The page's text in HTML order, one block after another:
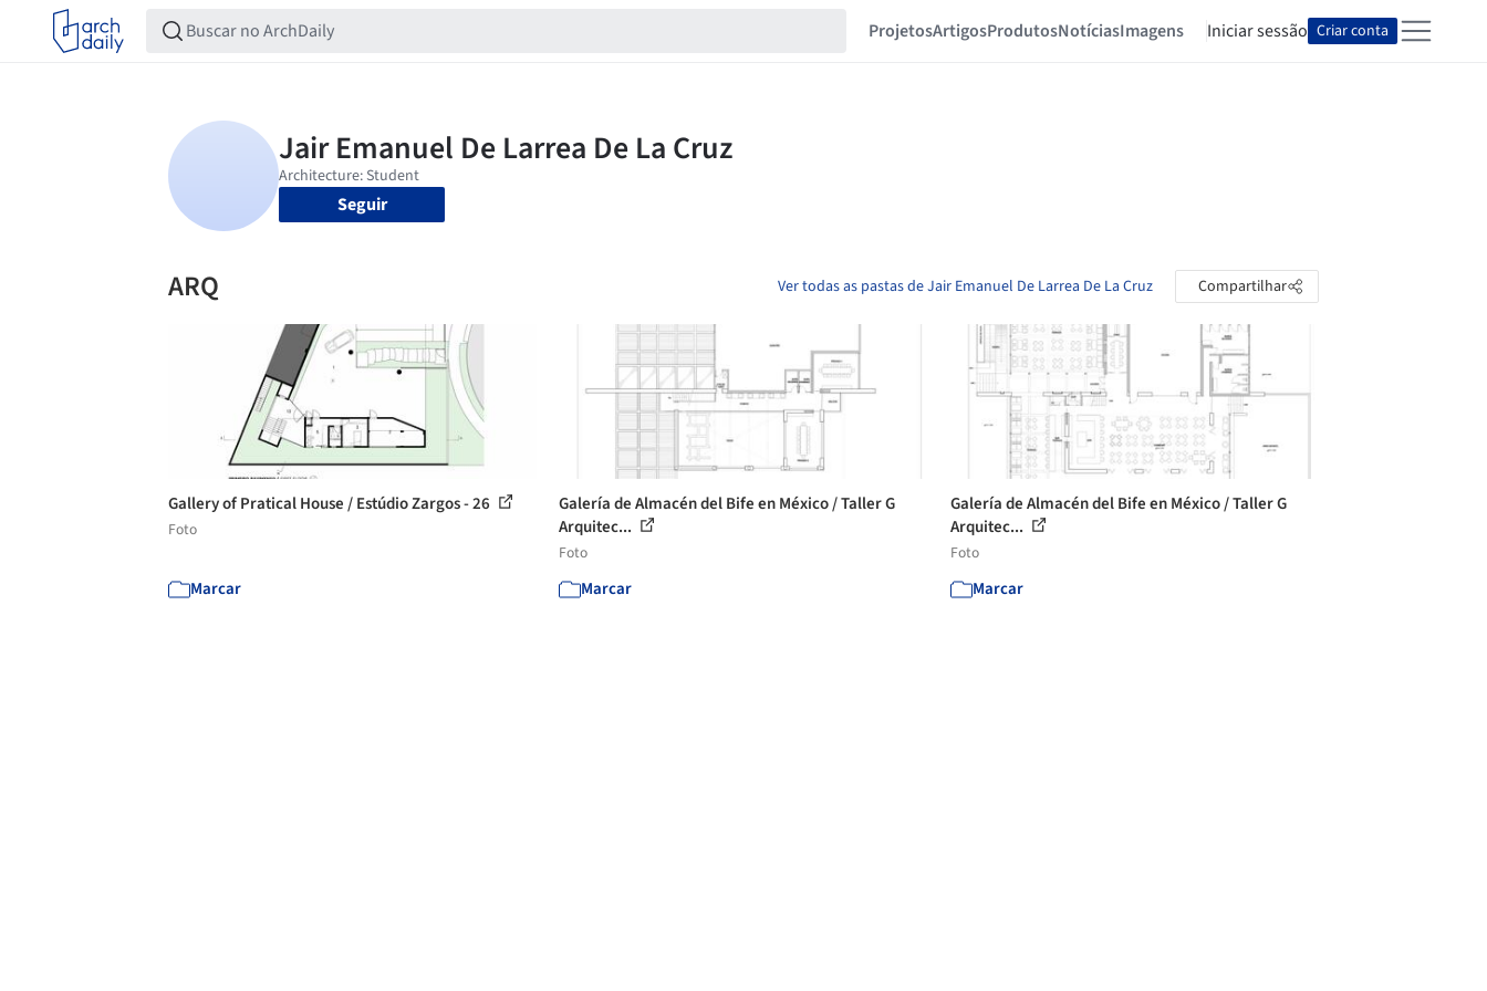
ProjetosArtigosProdutosNotíciasImagens Iniciar sessão Criar conta
Seguir
ARQ Ver todas as pastas de Jair Emanuel De Larrea De La Cruz Compartilhar
Gallery of Pratical House / Estúdio Zargos - 26
Foto
Marcar
Galería de Almacén del Bife en México / Taller G
Arquitec...
Foto
Marcar
Galería de Almacén del Bife en México / Taller G
Arquitec...
Foto
Marcar